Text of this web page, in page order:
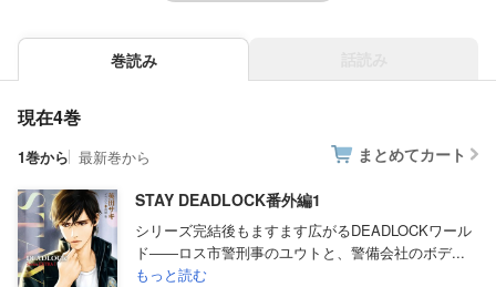
巻読み
現在4巻
1巻から 最新巻から まとめてカート
STAY DEADLOCK番外編1
シリーズ完結後もますます広がるDEADLOCKワール
ド――ロス市警刑事のユウトと、警備会社のボデ...
もっと読む